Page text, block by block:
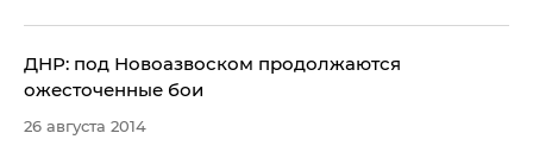
ДНР: под Новоазвоском продолжаются
ожесточенные бои
26 августа 2014